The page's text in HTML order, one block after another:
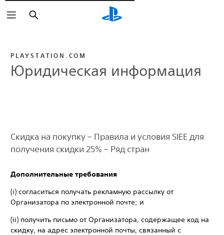
Поиск
PLAYSTATION.COM
Юридическая информация
Скидка на покупку – Правила и условия SIEE для
получения скидки 25% – Ряд стран
Дополнительные требования
‎(i) согласиться получать рекламную рассылку от
Организатора по электронной почте; и
‎(ii) получить письмо от Организатора, содержащее код на
скидку, на адрес электронной почты, связанный с